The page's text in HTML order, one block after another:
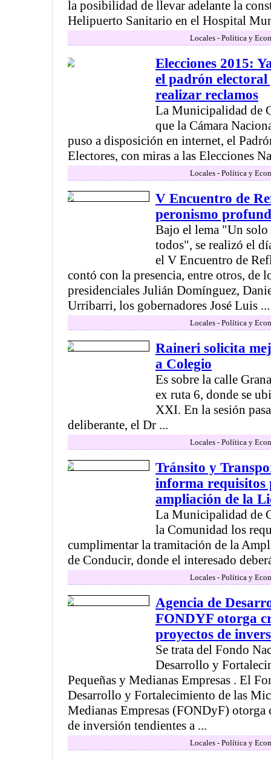
la posibilidad de llevar adelante la
Helipuerto Sanitario en el Hospital
Locales - Política y
Elecciones 2015:
el padrón
realizar reclamos
La Municipalidad de
que la Cámara
puso a disposición en internet, el
Electores, con miras a las Elecciones
Locales - Política y
V Encuentro de
peronismo
Bajo el lema "Un
todos", se realizó el
el V Encuentro de
contó con la presencia, entre otros, de
presidenciales Julián Domínguez,
Urribarri, los gobernadores José Luis ...
Locales - Política y
Raineri solicita
a Colegio
Es sobre la calle
ex ruta 6, donde se
XXI. En la sesión
deliberante, el Dr ...
Locales - Política y
Tránsito y
informa
ampliación de la
La Municipalidad de
la Comunidad los
cumplimentar la tramitación de la
de Conducir, donde el interesado
Locales - Política y
Agencia de
FONDYF otorga
proyectos de
Se trata del Fondo
Desarrollo y
Pequeñas y Medianas Empresas . El
Desarrollo y Fortalecimiento de las
Medianas Empresas (FONDyF) otorga
de inversión tendientes a ...
Locales - Política y